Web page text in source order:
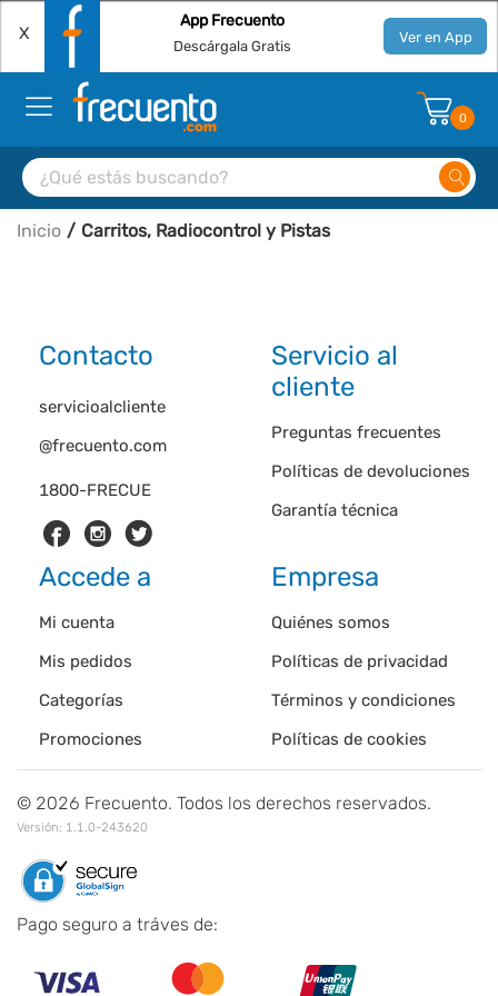
X
App Frecuento
Descárgala Gratis Ver en App
0
Inicio Carritos, Radiocontrol y Pistas
Contacto
1800-FRECUE
servicioalcliente
@frecuento.com
Servicio al
cliente
Preguntas frecuentes
Políticas de devoluciones
Garantía técnica
Accede a
Mi cuenta
Mis pedidos
Categorías
Promociones
Empresa
Quiénes somos
Políticas de privacidad
Términos y condiciones
Políticas de cookies
© 2026 Frecuento. Todos los derechos reservados.
Versión: 1.1.0-243620
Pago seguro a tráves de: